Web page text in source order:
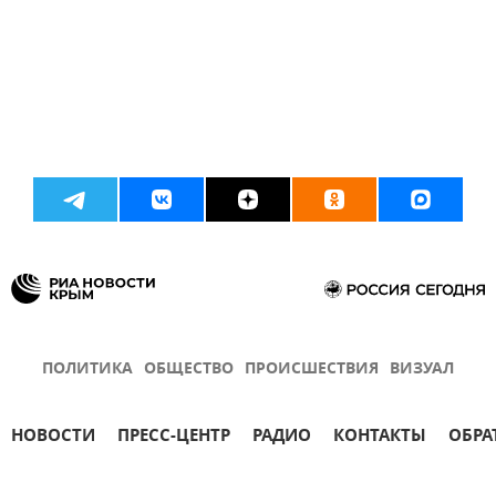
ПОЛИТИКА ОБЩЕСТВО ПРОИСШЕСТВИЯ ВИЗУАЛ
НОВОСТИ ПРЕСС-ЦЕНТР РАДИО КОНТАКТЫ